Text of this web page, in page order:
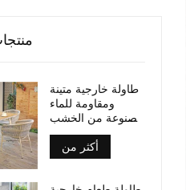
طاولة خارجية متينة
ومقاومة للماء
مصنوعة من الخشب
الرقائقي، بأرجل من
الألومنيوم، مناسبة
أكثر من